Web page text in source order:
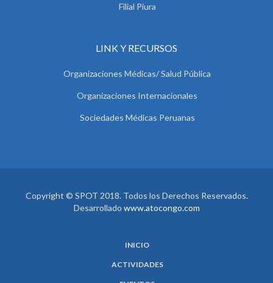
Filial Piura
LINK Y RECURSOS
Organizaciones Médicas/ Salud Pública
Organizaciones Internacionales
Sociedades Médicas Peruanas
Copyright © SPOT 2018. Todos los Derechos Reservados.
Desarrollado www.atocongo.com
INICIO
ACTIVIDADES